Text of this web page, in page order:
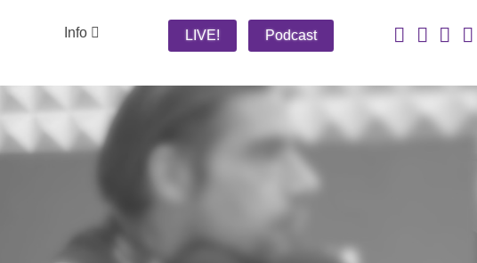
Info LIVE! Podcast